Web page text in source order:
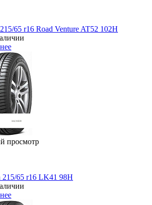
65 r16 Road Venture AT52 102H
просмотр
215/65 r16 LK41 98H